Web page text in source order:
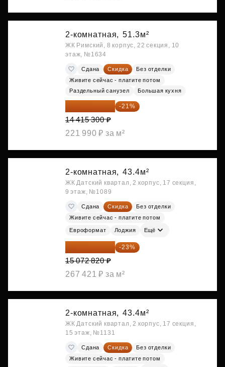
2-комнатная, 51.3м²
ЖК Римский, 8 корпус, 22 секция, 10
этаж, №1634
Сдана Скидка
Без отделки
Живите сейчас - платите потом
Раздельный санузел
Большая кухня
11 388 087 ₽ -21%
14 415 300 ₽
221 990 ₽ за м²
2-комнатная, 43.4м²
ЖК Датский квартал, 2 корпус, 17 секция,
9 этаж, №1089
Сдана Скидка
Без отделки
Живите сейчас - платите потом
Евроформат Лоджия Ещё
11 606 071 ₽ -23%
15 072 820 ₽
267 421 ₽ за м²
2-комнатная, 43.4м²
ЖК Датский квартал, 2 корпус, 17 секция,
15 этаж, №1131
Сдана Скидка
Без отделки
Живите сейчас - платите потом